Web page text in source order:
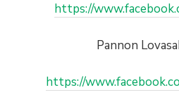
https://
Pannon
https://